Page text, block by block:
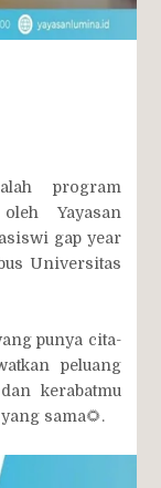
program
Yayasan
gap year
Universitas
punya cita-
peluang
kerabatmu
sama🌻.